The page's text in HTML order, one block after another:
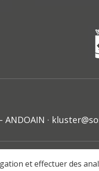
ANDOAIN ·
et effectuer des